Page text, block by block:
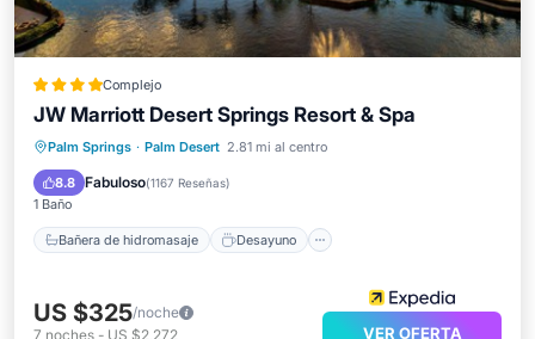
Complejo
JW Marriott Desert Springs Resort & Spa
Palm Springs · Palm Desert 2.81 mi al centro
8.8 Fabuloso(1167 Reseñas)
1 Baño
Bañera de hidromasaje Desayuno
Bañera de hidromasaje
Desayuno
Aparcamiento
US $325/noche
7 noches - US $2,272 VER OFERTA